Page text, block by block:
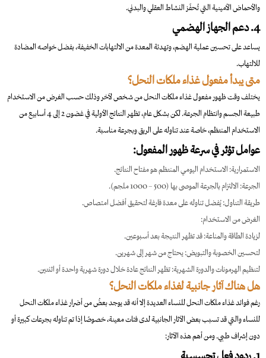
والأحماض الأمينية التي تُحفّز النشاط العقلي والبدني.
4. دعم الجهاز الهضمي
يساعد على تحسين عملية الهضم، وتهدئة المعدة من الالتهابات الخفيفة، بفضل خواصه المضادة
للالتهاب.
متى يبدأ مفعول غذاء ملكات النحل؟
يختلف وقت ظهور مفعول غذاء ملكات النحل من شخص لآخر وذلك حسب الغرض من الاستخدام
طبيعة الجسم وانتظام الجرعة. لكن بشكل عام، تظهر النتائج الأولية في غضون 2 إلى 4 أسابيع من
الاستخدام المنتظم، خاصة عند تناوله على الريق وبجرعة مناسبة.
عوامل تؤثر في سرعة ظهور المفعول:
الاستمرارية: الاستخدام اليومي المنتظم هو مفتاح النتائج.
الجرعة: الالتزام بالجرعة الموصى بها (500 – 1000 ملجم).
طريقة التناول: يُفضل تناوله على معدة فارغة لتحقيق أفضل امتصاص.
الغرض من الاستخدام:
لزيادة الطاقة والمناعة: قد تظهر النتيجة بعد أسبوعين.
لتحسين الخصوبة والتبويض: يحتاج من شهر إلى شهرين.
لتنظيم الهرمونات والدورة الشهرية: تظهر النتائج عادة خلال دورة شهرية واحدة أو اثنتين.
هل هناك آثار جانبية لغذاء ملكات النحل؟
رغم فوائد غذاء ملكات النحل للنساء العديدة إلا أنه قد يوجد بعضُ من أضرار غذاء ملكات النحل
للنساء والتي قد تسبب بعض الآثار الجانبية لدى فئات معينة، خصوصًا إذا تم تناوله بجرعات كبيرة أو
دون إشراف طبي. ومن أهم هذه الآثار:
1. ردود فعل تحسسية